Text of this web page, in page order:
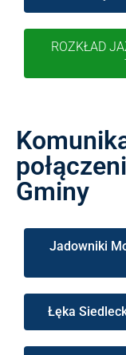
ROZKŁAD
Gminy
Jadowniki
Łęka